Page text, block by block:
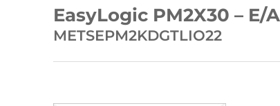
EasyLogic PM2X30 –
METSEPM2KDGTLIO22